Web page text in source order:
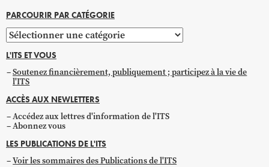
PARCOURIR PAR CATÉGORIE
Parcourir
par
catégorie
L'ITS ET VOUS
Soutenez financièrement, publiquement ; participez à la vie de
l'ITS
ACCÈS AUX NEWLETTERS
Accédez aux lettres d'information de l'ITS
Abonnez vous
LES PUBLICATIONS DE L'ITS
Voir les sommaires des Publications de l'ITS